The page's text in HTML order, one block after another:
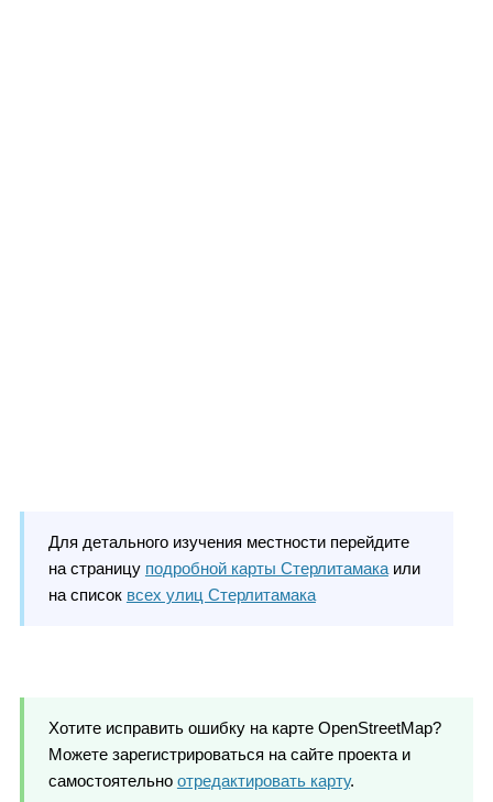
Для детального изучения местности перейдите
на страницу подробной карты Стерлитамакаили
на список всех улиц Стерлитамака
Хотите исправить ошибку на карте OpenStreetMap?
Можете зарегистрироваться на сайте проекта и
самостоятельно отредактировать карту.